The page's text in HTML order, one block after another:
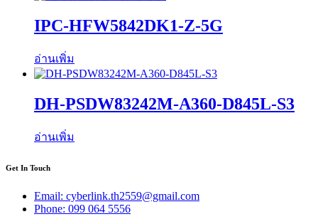
IPC-HFW5842DK1-Z-5G
อ่านเพิ่ม
DH-PSDW83242M-A360-D845L-S3
อ่านเพิ่ม
Get In Touch
Email: cyberlink.th2559@gmail.com
Phone: 099 064 5556